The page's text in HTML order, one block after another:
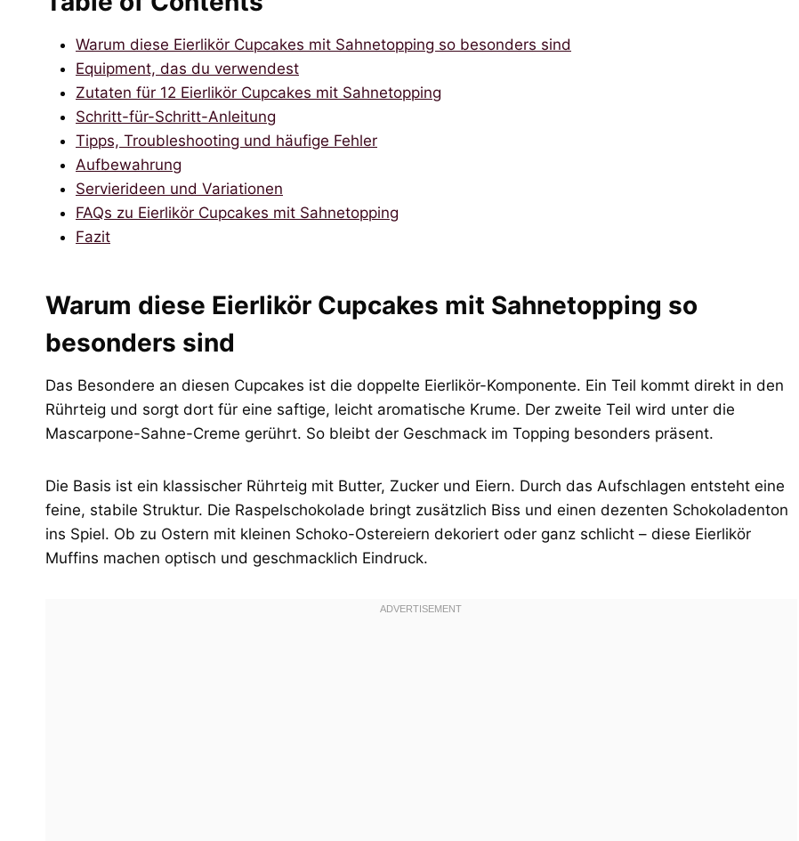
Warum diese Eierlikör Cupcakes mit Sahnetopping so besonders sind
Equipment, das du verwendest
Zutaten für 12 Eierlikör Cupcakes mit Sahnetopping
Schritt-für-Schritt-Anleitung
Tipps, Troubleshooting und häufige Fehler
Aufbewahrung
Servierideen und Variationen
FAQs zu Eierlikör Cupcakes mit Sahnetopping
Fazit
Warum diese Eierlikör Cupcakes mit Sahnetopping so
besonders sind
Das Besondere an diesen Cupcakes ist die doppelte Eierlikör-Komponente. Ein Teil kommt direkt in den
Rührteig und sorgt dort für eine saftige, leicht aromatische Krume. Der zweite Teil wird unter die
Mascarpone-Sahne-Creme gerührt. So bleibt der Geschmack im Topping besonders präsent.
Die Basis ist ein klassischer Rührteig mit Butter, Zucker und Eiern. Durch das Aufschlagen entsteht eine
feine, stabile Struktur. Die Raspelschokolade bringt zusätzlich Biss und einen dezenten Schokoladenton
ins Spiel. Ob zu Ostern mit kleinen Schoko-Ostereiern dekoriert oder ganz schlicht – diese Eierlikör
Muffins machen optisch und geschmacklich Eindruck.